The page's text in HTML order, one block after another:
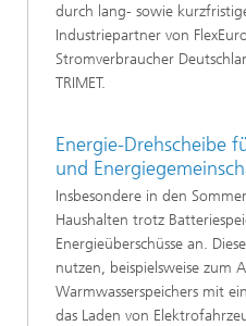
durch lang- sowie
Industriepartner von
Stromverbraucher
TRIMET.
Energie-Drehscheibe
und
Insbesondere in den
Haushalten trotz
Energieüberschüsse an.
nutzen, beispielsweise zum
Warmwasserspeichers mit
das Laden von